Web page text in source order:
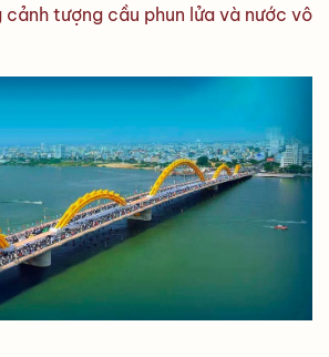
tượng cầu phun lửa và nước vô